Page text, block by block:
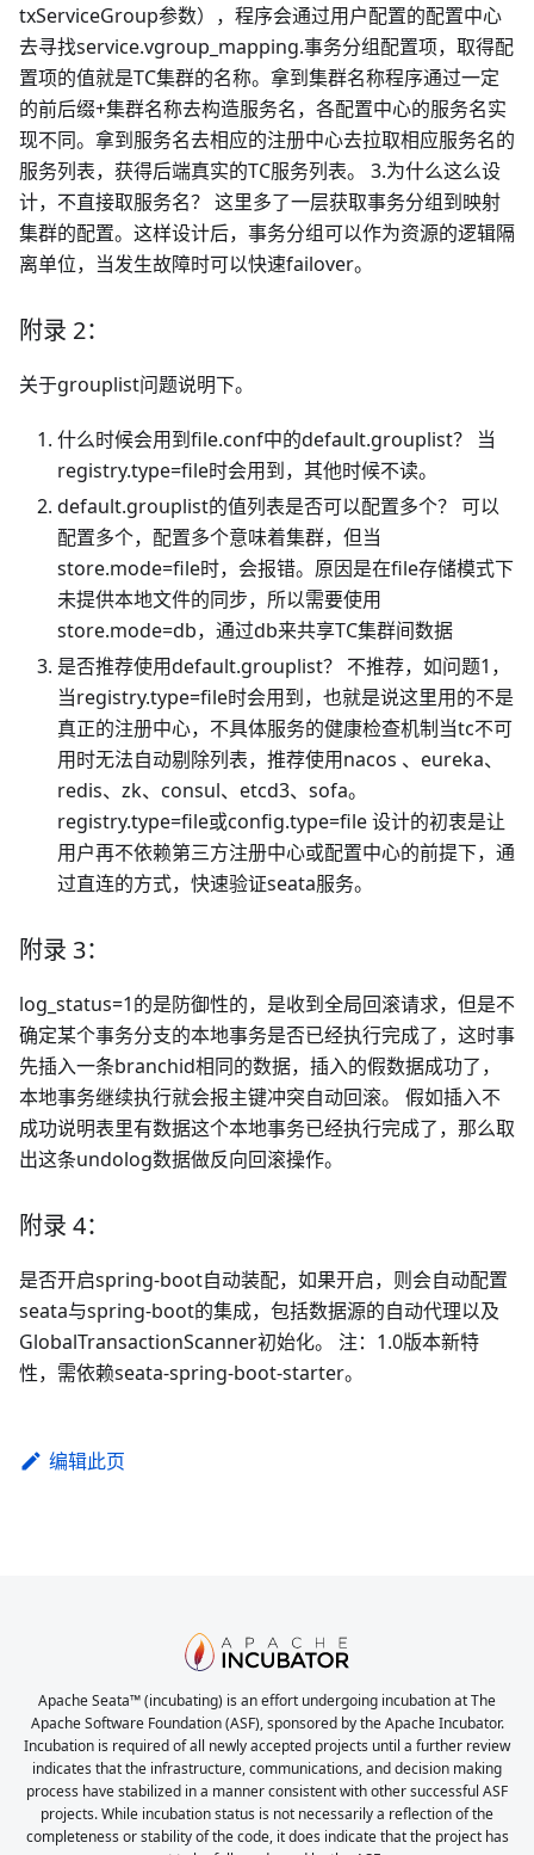
txServiceGroup参数），程序会通过用户配置的配置中心
去寻找service.vgroup_mapping.事务分组配置项，取得配
置项的值就是TC集群的名称。拿到集群名称程序通过一定
的前后缀+集群名称去构造服务名，各配置中心的服务名实
现不同。拿到服务名去相应的注册中心去拉取相应服务名的
服务列表，获得后端真实的TC服务列表。 3.为什么这么设
计，不直接取服务名？ 这里多了一层获取事务分组到映射
集群的配置。这样设计后，事务分组可以作为资源的逻辑隔
离单位，当发生故障时可以快速failover。
附录 2：
关于grouplist问题说明下。
什么时候会用到file.conf中的default.grouplist？ 当
registry.type=file时会用到，其他时候不读。
default.grouplist的值列表是否可以配置多个？ 可以
配置多个，配置多个意味着集群，但当
store.mode=file时，会报错。原因是在file存储模式下
未提供本地文件的同步，所以需要使用
store.mode=db，通过db来共享TC集群间数据
是否推荐使用default.grouplist？ 不推荐，如问题1，
当registry.type=file时会用到，也就是说这里用的不是
真正的注册中心，不具体服务的健康检查机制当tc不可
用时无法自动剔除列表，推荐使用nacos 、eureka、
redis、zk、consul、etcd3、sofa。
registry.type=file或config.type=file 设计的初衷是让
用户再不依赖第三方注册中心或配置中心的前提下，通
过直连的方式，快速验证seata服务。
附录 3：
log_status=1的是防御性的，是收到全局回滚请求，但是不
确定某个事务分支的本地事务是否已经执行完成了，这时事
先插入一条branchid相同的数据，插入的假数据成功了，
本地事务继续执行就会报主键冲突自动回滚。 假如插入不
成功说明表里有数据这个本地事务已经执行完成了，那么取
出这条undolog数据做反向回滚操作。
附录 4：
是否开启spring-boot自动装配，如果开启，则会自动配置
seata与spring-boot的集成，包括数据源的自动代理以及
GlobalTransactionScanner初始化。 注：1.0版本新特
性，需依赖seata-spring-boot-starter。
编辑此页
Apache Seata™ (incubating) is an effort undergoing incubation at The
Apache Software Foundation (ASF), sponsored by the Apache Incubator.
Incubation is required of all newly accepted projects until a further review
indicates that the infrastructure, communications, and decision making
process have stabilized in a manner consistent with other successful ASF
projects. While incubation status is not necessarily a reflection of the
completeness or stability of the code, it does indicate that the project has